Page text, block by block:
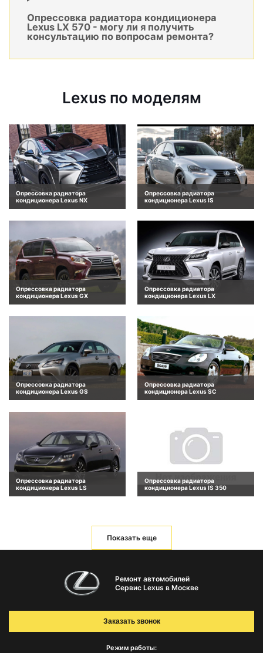
Опрессовка радиатора кондиционера
Lexus LX 570 - могу ли я получить
консультацию по вопросам ремонта?
Lexus по моделям
Опрессовка радиатора
кондиционера Lexus NX
Опрессовка радиатора
кондиционера Lexus IS
Опрессовка радиатора
кондиционера Lexus GX
Опрессовка радиатора
кондиционера Lexus LX
Опрессовка радиатора
кондиционера Lexus GS
Опрессовка радиатора
кондиционера Lexus SC
Опрессовка радиатора
кондиционера Lexus LS
Опрессовка радиатора
кондиционера Lexus IS 350
Показать еще
Ремонт автомобилей
Сервис Lexus в Москве
Режим работы:
Заказать звонок